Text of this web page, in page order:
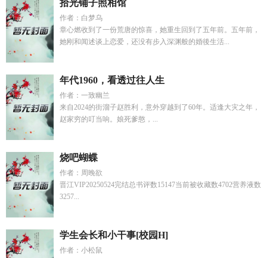
拾光铺子照相馆
作者：白梦乌
章心燃收到了一份荒唐的惊喜，她重生回到了五年前。五年前，
她刚和闻述谈上恋爱，还没有步入深渊般的婚後生活...
年代1960，看透过往人生
作者：一致幽兰
来自2024的街溜子赵胜利，意外穿越到了60年。适逢大灾之年，
赵家穷的叮当响。娘死爹憨，...
烧吧蝴蝶
作者：周晚欲
晋江VIP20250524完结总书评数15147当前被收藏数4702营养液数
3257...
学生会长和小干事[校园H]
作者：小松鼠